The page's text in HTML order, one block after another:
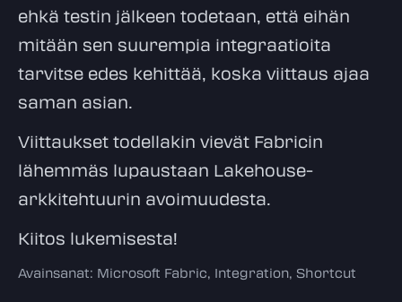
ehkä testin jälkeen todetaan, että eihän
mitään sen suurempia integraatioita
tarvitse edes kehittää, koska viittaus ajaa
saman asian.
Viittaukset todellakin vievät Fabricin
lähemmäs lupaustaan Lakehouse-
arkkitehtuurin avoimuudesta.
Kiitos lukemisesta!
Avainsanat: Microsoft Fabric, Integration, Shortcut